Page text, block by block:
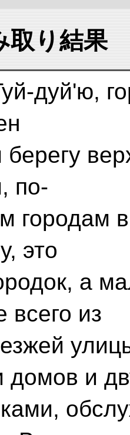
取り結果
дуй'ю,
по-
городам
это
а
всего из
домов и